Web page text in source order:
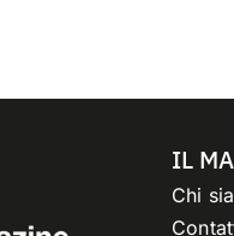
IL
Chi